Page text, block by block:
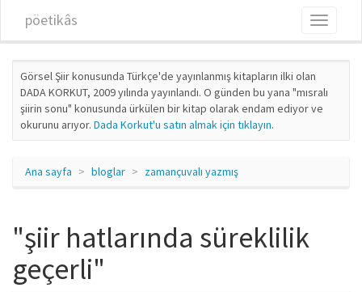
pöetikâs
Toggle
Görsel Şiir konusunda Türkçe'de yayınlanmış kitapların ilki olan
DADA KORKUT, 2009 yılında yayınlandı. O günden bu yana "mısralı
şiirin sonu" konusunda ürkülen bir kitap olarak endam ediyor ve
okurunu arıyor. Dada Korkut'u satın almak için tıklayın.
Ana sayfa bloglar zamançuvalı yazmış
"şiir hatlarında süreklilik
geçerli"